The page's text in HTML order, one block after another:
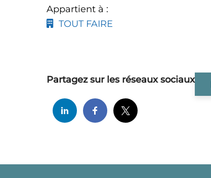
Appartient à :
TOUT FAIRE
Partagez sur les réseaux sociaux